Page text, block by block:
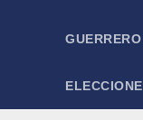
GUERRERO